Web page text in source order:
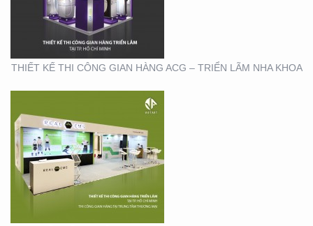
THIẾT KẾ THI CÔNG GIAN HÀNG ACG – TRIỂN LÃM NHA KHOA
TẠI TTTM
THIẾT KẾ THI CÔNG
CHUỖI CỬA HÀNG
THỨC ĂN NHANH TORKI